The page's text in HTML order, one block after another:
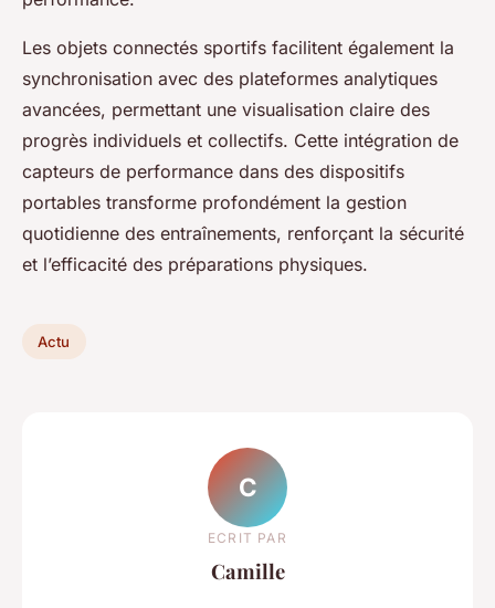
Les objets connectés sportifs facilitent également la
synchronisation avec des plateformes analytiques
avancées, permettant une visualisation claire des
progrès individuels et collectifs. Cette intégration de
capteurs de performance dans des dispositifs
portables transforme profondément la gestion
quotidienne des entraînements, renforçant la sécurité
et l’efficacité des préparations physiques.
Actu
C
ECRIT PAR
Camille